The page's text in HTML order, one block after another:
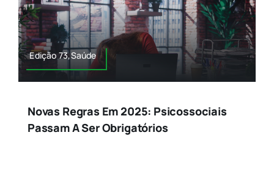
Edição 73,Saúde
Novas Regras Em 2025: Psicossociais
Passam A Ser Obrigatórios